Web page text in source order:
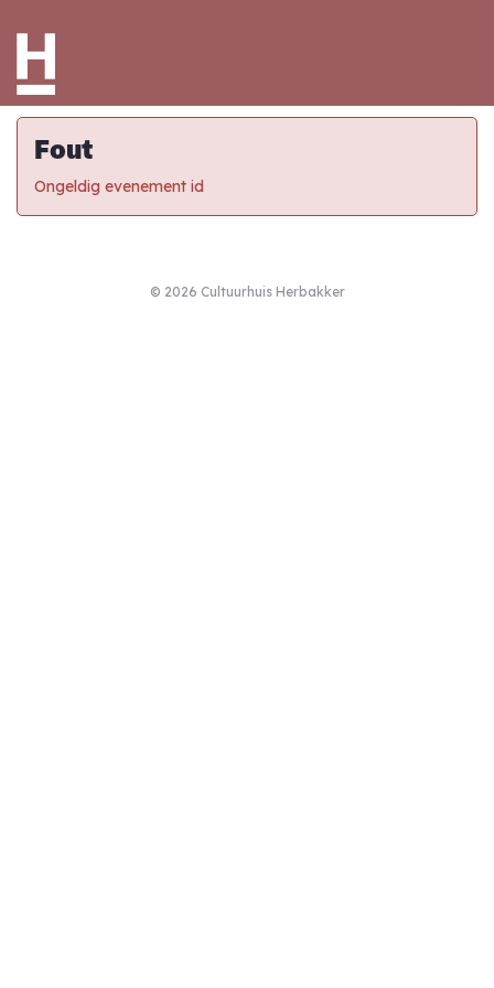
Fout
Ongeldig evenement id
© 2026 Cultuurhuis Herbakker